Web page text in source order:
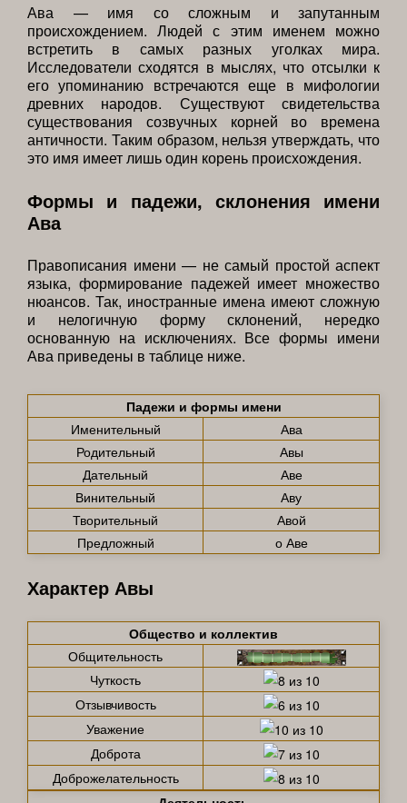
Ава — имя со сложным и запутанным
происхождением. Людей с этим именем можно
встретить в самых разных уголках мира.
Исследователи сходятся в мыслях, что отсылки к
его упоминанию встречаются еще в мифологии
древних народов. Существуют свидетельства
существования созвучных корней во времена
античности. Таким образом, нельзя утверждать, что
это имя имеет лишь один корень происхождения.
Формы и падежи, склонения имени
Ава
Правописания имени — не самый простой аспект
языка, формирование падежей имеет множество
нюансов. Так, иностранные имена имеют сложную
и нелогичную форму склонений, нередко
основанную на исключениях. Все формы имени
Ава приведены в таблице ниже.
Падежи и формы имени
Именительный
Ава
Родительный
Авы
Дательный
Аве
Винительный
Аву
Творительный
Авой
Предложный
о Аве
Характер Авы
Общество и коллектив
Общительность
Чуткость
Отзывчивость
Уважение
Доброта
Доброжелательность